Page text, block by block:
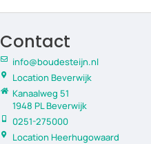
Contact
info@boudesteijn.nl
Location Beverwijk
Kanaalweg 51
1948 PL Beverwijk
0251-275000
Location Heerhugowaard